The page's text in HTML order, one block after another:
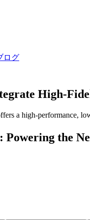
ログ
High-
a high-performance,
the